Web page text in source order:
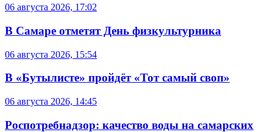
06 августа 2026, 17:02
В Самаре отметят День физкультурника
06 августа 2026, 15:54
В «Бутылисте» пройдёт «Тот самый своп»
06 августа 2026, 14:45
Роспотребнадзор: качество воды на самарских